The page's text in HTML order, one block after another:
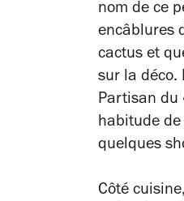
nom de ce
encâblures
cactus et
sur la déco.
Partisan du
habitude
quelques
Côté